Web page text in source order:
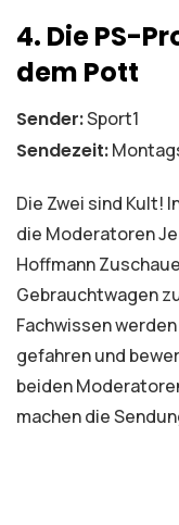
4. Die PS-
dem Pott
Sender:Sport1
Sendezeit:
Die Zwei sind Kult!
die Moderatoren
Hoffmann
Gebrauchtwagen
Fachwissen
gefahren und
beiden
machen die